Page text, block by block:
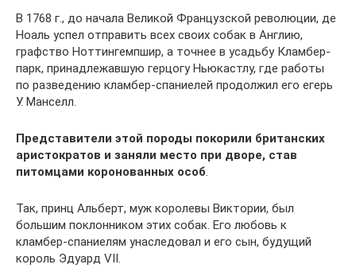
В 1768 г., до начала Великой Французской революции, де
Ноаль успел отправить всех своих собак в Англию,
графство Ноттингемпшир, а точнее в усадьбу Кламбер-
парк, принадлежавшую герцогу Ньюкастлу, где работы
по разведению кламбер-спаниелей продолжил его егерь
У. Манселл.
Представители этой породы покорили британских
аристократов и заняли место при дворе, став
питомцами коронованных особ.
Так, принц Альберт, муж королевы Виктории, был
большим поклонником этих собак. Его любовь к
кламбер-спаниелям унаследовал и его сын, будущий
король Эдуард VII.